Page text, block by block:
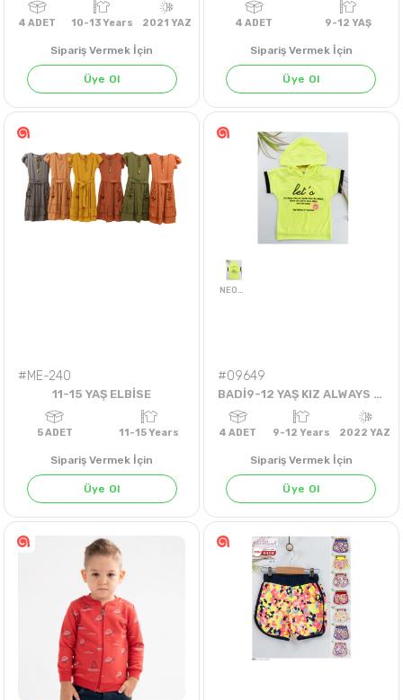
4ADET 10-13 Years 2021 YAZ
Sipariş Vermek İçin
Üye Ol
4ADET
Sipariş Vermek İçin
Üye Ol
#ME-240
11-15 YAŞ ELBİSE
ADET 11-15 Years
Sipariş Vermek İçin
Üye Ol
#09649
BADİ9-12 YAŞ KIZ ALWAYS KEEP SMILING BADİ
4ADET 9-12 Years
Sipariş Vermek İçin
Üye Ol